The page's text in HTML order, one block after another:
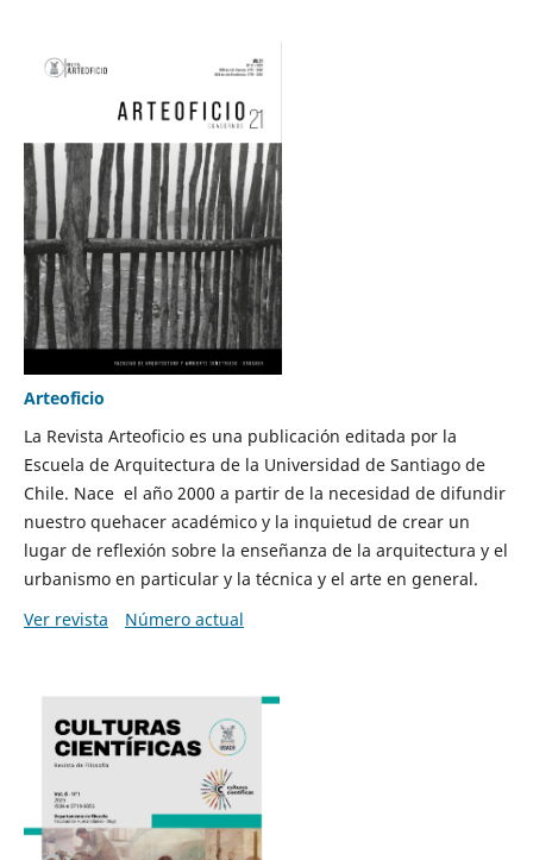
Arteoficio
La Revista Arteoficio es una publicación editada por la
Escuela de Arquitectura de la Universidad de Santiago de
Chile. Nace el año 2000 a partir de la necesidad de difundir
nuestro quehacer académico y la inquietud de crear un
lugar de reflexión sobre la enseñanza de la arquitectura y el
urbanismo en particular y la técnica y el arte en general.
Ver revista
Número actual